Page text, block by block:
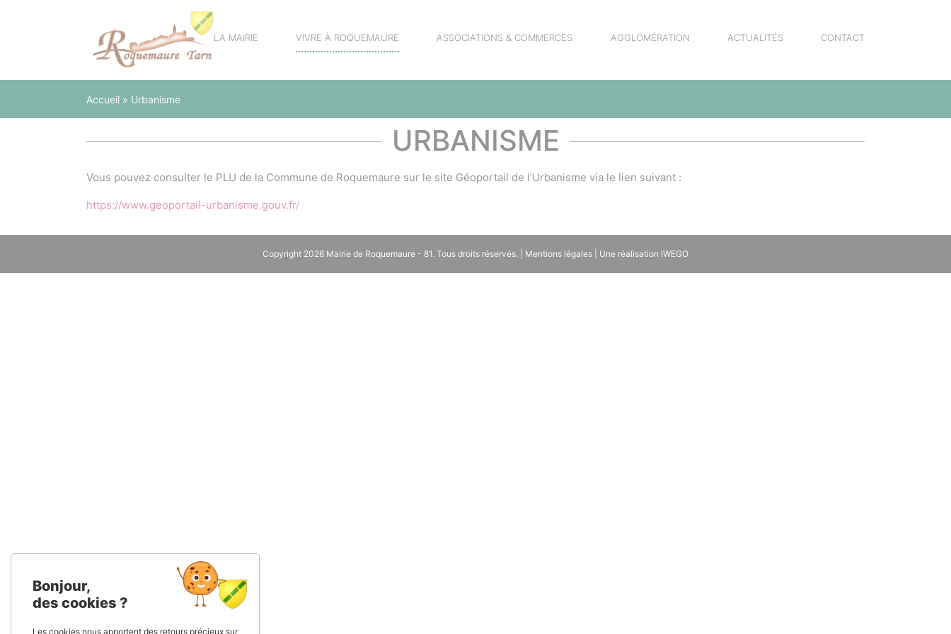
LA MAIRIE VIVRE À ROQUEMAURE ASSOCIATIONS & COMMERCES AGGLOMÉRATION ACTUALITÉS CONTACT
Accueil » Urbanisme
URBANISME
Vous pouvez consulter le PLU de la Commune de Roquemaure sur le site Géoportail de l’Urbanisme via le lien suivant :
https://www.geoportail-urbanisme.gouv.fr/
Copyright 2026 Mairie de Roquemaure - 81. Tous droits réservés. | Mentions légales | Une réalisation IWEGO
Bonjour,
des cookies ?
Les cookies nous apportent des retours précieux sur